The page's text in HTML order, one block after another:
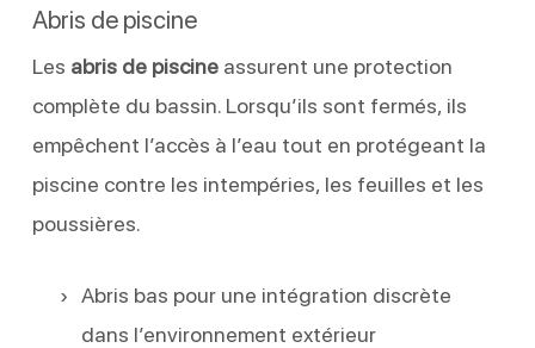
Abris de piscine
Les abris de piscineassurent une protection
complète du bassin. Lorsqu’ils sont fermés, ils
empêchent l’accès à l’eau tout en protégeant la
piscine contre les intempéries, les feuilles et les
poussières.
Abris bas pour une intégration discrète
dans l’environnement extérieur